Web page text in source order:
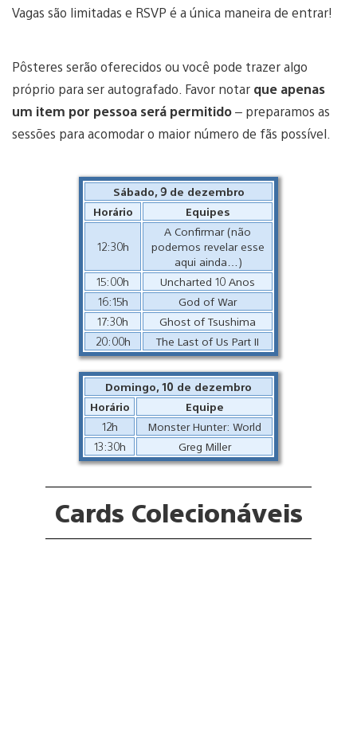
Vagas são limitadas e RSVP é a única maneira de entrar!
Pôsteres serão oferecidos ou você pode trazer algo
próprio para ser autografado. Favor notar que apenas
um item por pessoa será permitido– preparamos as
sessões para acomodar o maior número de fãs possível.
Sábado, 9 de dezembro
Horário
Equipes
12:30h
A Confirmar (não
podemos revelar esse
aqui ainda…)
15:00h
Uncharted 10 Anos
16:15h
God of War
17:30h
Ghost of Tsushima
20:00h
The Last of Us Part II
Domingo, 10 de dezembro
Horário
Equipe
12h
Monster Hunter: World
13:30h
Greg Miller
Cards Colecionáveis